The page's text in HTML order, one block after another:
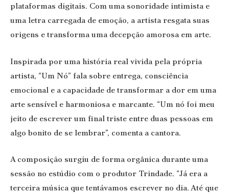
plataformas digitais. Com uma sonoridade intimista e
uma letra carregada de emoção, a artista resgata suas
origens e transforma uma decepção amorosa em arte.
Inspirada por uma história real vivida pela própria
artista, “Um Nó” fala sobre entrega, consciência
emocional e a capacidade de transformar a dor em uma
arte sensível e harmoniosa e marcante. “Um nó foi meu
jeito de escrever um final triste entre duas pessoas em
algo bonito de se lembrar”, comenta a cantora.
A composição surgiu de forma orgânica durante uma
sessão no estúdio com o produtor Trindade. “Já era a
terceira música que tentávamos escrever no dia. Até que